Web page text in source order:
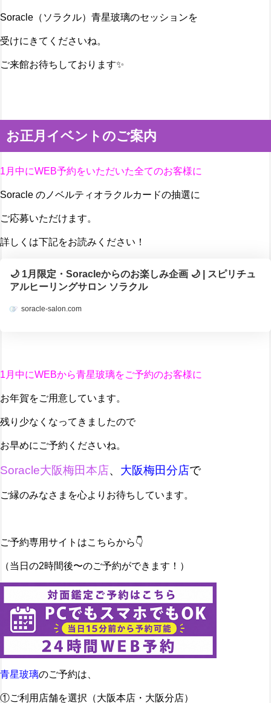
Soracle（ソラクル）青星玻璃のセッションを
受けにきてくださいね。
ご来館お待ちしております✨
お正月イベントのご案内
1月中にWEB予約をいただいた全てのお客様に
Soracle のノベルティオラクルカードの抽選に
ご応募いただけます。
詳しくは下記をお読みください！
🌙 1月限定・Soracleからのお楽しみ企画 🌙 | スピリチュ
アルヒーリングサロン ソラクル
soracle-salon.com
1月中にWEBから青星玻璃をご予約のお客様に
お年賀をご用意しています。
残り少なくなってきましたので
お早めにご予約くださいね。
Soracle大阪梅田本店、 大阪梅田分店で
ご縁のみなさまを心よりお待ちしています。
ご予約専用サイトはこちらから👇️
（当日の2時間後〜のご予約ができます！）
青星玻璃のご予約は、
①ご利用店舗を選択（大阪本店・大阪分店）